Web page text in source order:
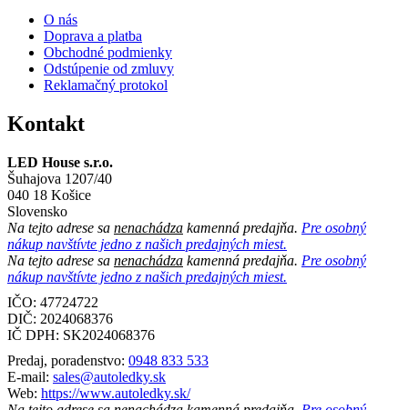
O nás
Doprava a platba
Obchodné podmienky
Odstúpenie od zmluvy
Reklamačný protokol
Kontakt
LED House s.r.o.
Šuhajova 1207/40
040 18 Košice
Slovensko
Na tejto adrese sa nenachádza kamenná predajňa. Pre osobný
nákup navštívte jedno z našich predajných miest.
Na tejto adrese sa nenachádza kamenná predajňa. Pre osobný
nákup navštívte jedno z našich predajných miest.
IČO: 47724722
DIČ: 2024068376
IČ DPH: SK2024068376
Predaj, poradenstvo: 0948 833 533
E-mail: sales@autoledky.sk
Web: https://www.autoledky.sk/